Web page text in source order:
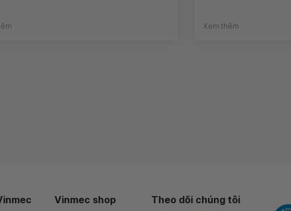
Xem thêm
Vinmec shop Theo dõi chúng tôi